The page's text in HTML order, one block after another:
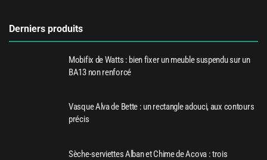
Derniers produits
Mobifix de Watts : bien fixer un meuble suspendu sur un
BA13 non renforcé
Vasque Alva de Bette : un rectangle adouci, aux contours
précis
Sèche-serviettes Alban et Chime de Acova : trois